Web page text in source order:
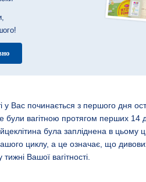
у Вас починається з першого дня
вагітною протягом перших 14
була запліднена в цьому
циклу, а це означає, що
Вашої вагітності.